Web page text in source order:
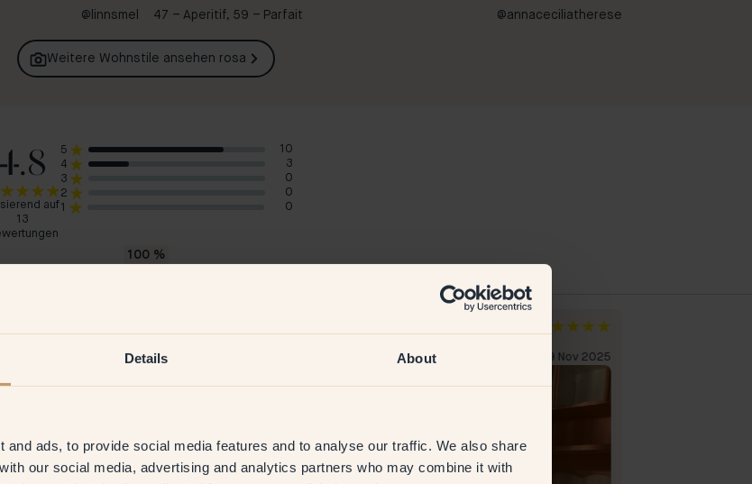
Details About
and ads, to provide social media features and to analyse our traffic. We also share
our social media, advertising and analytics partners who may combine it with
@linnsmel 47 – Aperitif, 59 – Parfait @annaceciliatherese
Weitere Wohnstile ansehen rosa
4.8
auf
13
5
10
4
3
3
0
2
0
1
0
100 %
Verifizierter Kunde
9 Nov 2025